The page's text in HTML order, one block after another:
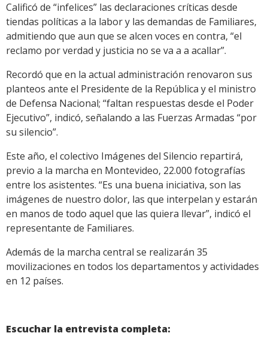
Calificó de “infelices” las declaraciones críticas desde
tiendas políticas a la labor y las demandas de Familiares,
admitiendo que aun que se alcen voces en contra, “el
reclamo por verdad y justicia no se va a a acallar”.
Recordó que en la actual administración renovaron sus
planteos ante el Presidente de la República y el ministro
de Defensa Nacional; “faltan respuestas desde el Poder
Ejecutivo”, indicó, señalando a las Fuerzas Armadas “por
su silencio”.
Este año, el colectivo Imágenes del Silencio repartirá,
previo a la marcha en Montevideo, 22.000 fotografías
entre los asistentes. “Es una buena iniciativa, son las
imágenes de nuestro dolor, las que interpelan y estarán
en manos de todo aquel que las quiera llevar”, indicó el
representante de Familiares.
Además de la marcha central se realizarán 35
movilizaciones en todos los departamentos y actividades
en 12 países.
Escuchar la entrevista completa: